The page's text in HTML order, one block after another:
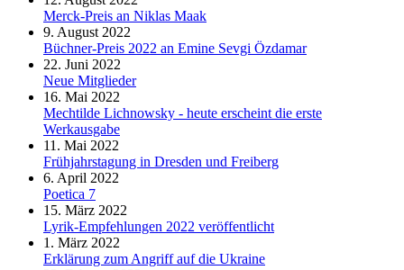
Merck-Preis an Niklas Maak
9. August 2022
Büchner-Preis 2022 an Emine Sevgi Özdamar
22. Juni 2022
Neue Mitglieder
16. Mai 2022
Mechtilde Lichnowsky - heute erscheint die erste
Werkausgabe
11. Mai 2022
Frühjahrstagung in Dresden und Freiberg
6. April 2022
Poetica 7
15. März 2022
Lyrik-Empfehlungen 2022 veröffentlicht
1. März 2022
Erklärung zum Angriff auf die Ukraine